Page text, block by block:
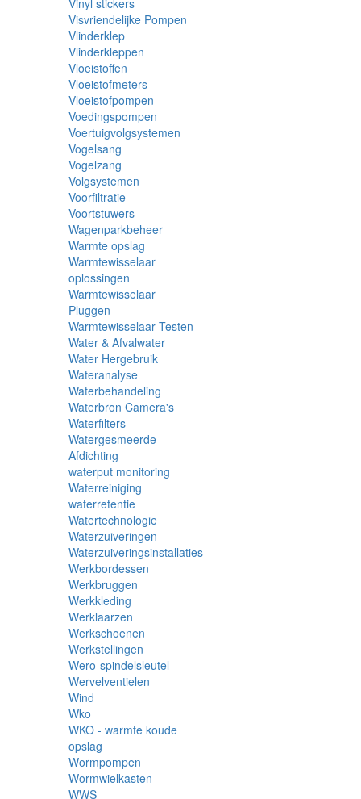
Vinyl stickers
Visvriendelijke Pompen
Vlinderklep
Vlinderkleppen
Vloeistoffen
Vloeistofmeters
Vloeistofpompen
Voedingspompen
Voertuigvolgsystemen
Vogelsang
Vogelzang
Volgsystemen
Voorfiltratie
Voortstuwers
Wagenparkbeheer
Warmte opslag
Warmtewisselaar
oplossingen
Warmtewisselaar
Pluggen
Warmtewisselaar Testen
Water & Afvalwater
Water Hergebruik
Wateranalyse
Waterbehandeling
Waterbron Camera's
Waterfilters
Watergesmeerde
Afdichting
waterput monitoring
Waterreiniging
waterretentie
Watertechnologie
Waterzuiveringen
Waterzuiveringsinstallaties
Werkbordessen
Werkbruggen
Werkkleding
Werklaarzen
Werkschoenen
Werkstellingen
Wero-spindelsleutel
Wervelventielen
Wind
Wko
WKO - warmte koude
opslag
Wormpompen
Wormwielkasten
WWS